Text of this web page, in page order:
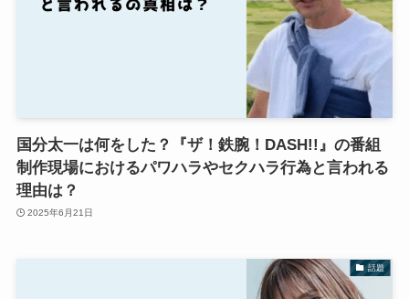
国分太一は何をした？『ザ！鉄腕！DASH!!』の番組
制作現場におけるパワハラやセクハラ行為と言われる
理由は？
2025年6月21日
話題